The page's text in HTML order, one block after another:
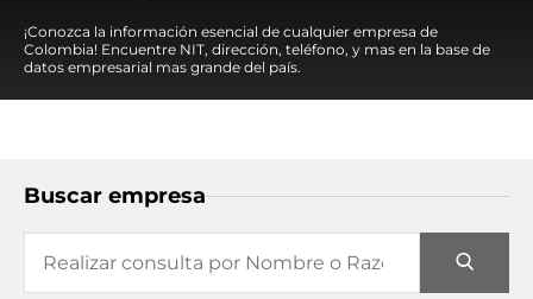
¡Conozca la información esencial de cualquier empresa de
Colombia! Encuentre NIT, dirección, teléfono, y mas en la base de
datos empresarial mas grande del país.
Buscar empresa